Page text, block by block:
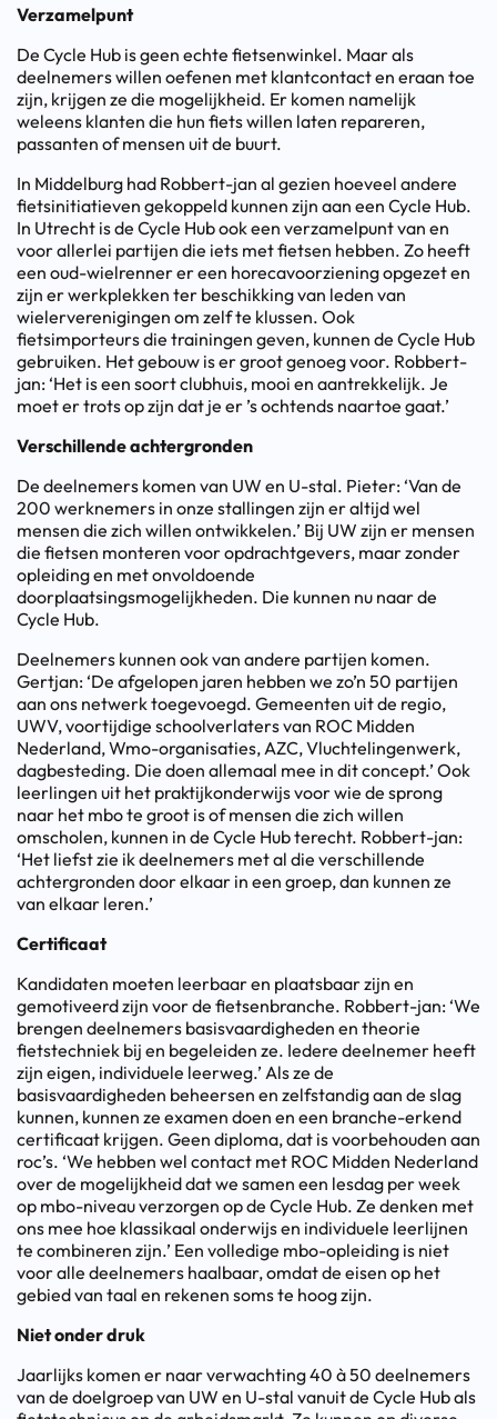
Verzamelpunt
De Cycle Hub is geen echte fietsenwinkel. Maar als
deelnemers willen oefenen met klantcontact en eraan toe
zijn, krijgen ze die mogelijkheid. Er komen namelijk
weleens klanten die hun fiets willen laten repareren,
passanten of mensen uit de buurt.
In Middelburg had Robbert-jan al gezien hoeveel andere
fietsinitiatieven gekoppeld kunnen zijn aan een Cycle Hub.
In Utrecht is de Cycle Hub ook een verzamelpunt van en
voor allerlei partijen die iets met fietsen hebben. Zo heeft
een oud-wielrenner er een horecavoorziening opgezet en
zijn er werkplekken ter beschikking van leden van
wielerverenigingen om zelf te klussen. Ook
fietsimporteurs die trainingen geven, kunnen de Cycle Hub
gebruiken. Het gebouw is er groot genoeg voor. Robbert-
jan: ‘Het is een soort clubhuis, mooi en aantrekkelijk. Je
moet er trots op zijn dat je er ’s ochtends naartoe gaat.’
Verschillende achtergronden
De deelnemers komen van UW en U-stal. Pieter: ‘Van de
200 werknemers in onze stallingen zijn er altijd wel
mensen die zich willen ontwikkelen.’ Bij UW zijn er mensen
die fietsen monteren voor opdrachtgevers, maar zonder
opleiding en met onvoldoende
doorplaatsingsmogelijkheden. Die kunnen nu naar de
Cycle Hub.
Deelnemers kunnen ook van andere partijen komen.
Gertjan: ‘De afgelopen jaren hebben we zo’n 50 partijen
aan ons netwerk toegevoegd. Gemeenten uit de regio,
UWV, voortijdige schoolverlaters van ROC Midden
Nederland, Wmo-organisaties, AZC, Vluchtelingenwerk,
dagbesteding. Die doen allemaal mee in dit concept.’ Ook
leerlingen uit het praktijkonderwijs voor wie de sprong
naar het mbo te groot is of mensen die zich willen
omscholen, kunnen in de Cycle Hub terecht. Robbert-jan:
‘Het liefst zie ik deelnemers met al die verschillende
achtergronden door elkaar in een groep, dan kunnen ze
van elkaar leren.’
Certificaat
Kandidaten moeten leerbaar en plaatsbaar zijn en
gemotiveerd zijn voor de fietsenbranche. Robbert-jan: ‘We
brengen deelnemers basisvaardigheden en theorie
fietstechniek bij en begeleiden ze. Iedere deelnemer heeft
zijn eigen, individuele leerweg.’ Als ze de
basisvaardigheden beheersen en zelfstandig aan de slag
kunnen, kunnen ze examen doen en een branche-erkend
certificaat krijgen. Geen diploma, dat is voorbehouden aan
roc’s. ‘We hebben wel contact met ROC Midden Nederland
over de mogelijkheid dat we samen een lesdag per week
op mbo-niveau verzorgen op de Cycle Hub. Ze denken met
ons mee hoe klassikaal onderwijs en individuele leerlijnen
te combineren zijn.’ Een volledige mbo-opleiding is niet
voor alle deelnemers haalbaar, omdat de eisen op het
gebied van taal en rekenen soms te hoog zijn.
Niet onder druk
Jaarlijks komen er naar verwachting 40 à 50 deelnemers
van de doelgroep van UW en U-stal vanuit de Cycle Hub als